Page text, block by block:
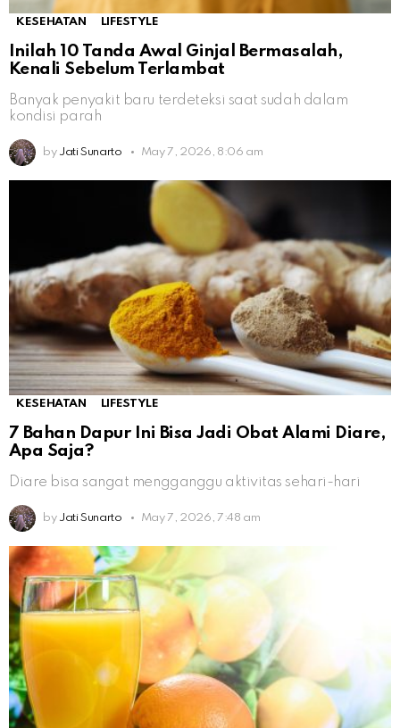
KESEHATAN LIFESTYLE
Inilah 10 Tanda Awal Ginjal Bermasalah,
Kenali Sebelum Terlambat
Banyak penyakit baru terdeteksi saat sudah dalam
kondisi parah
by Jati Sunarto May 7, 2026, 8:06 am
KESEHATAN LIFESTYLE
7 Bahan Dapur Ini Bisa Jadi Obat Alami Diare,
Apa Saja?
Diare bisa sangat mengganggu aktivitas sehari-hari
by Jati Sunarto May 7, 2026, 7:48 am